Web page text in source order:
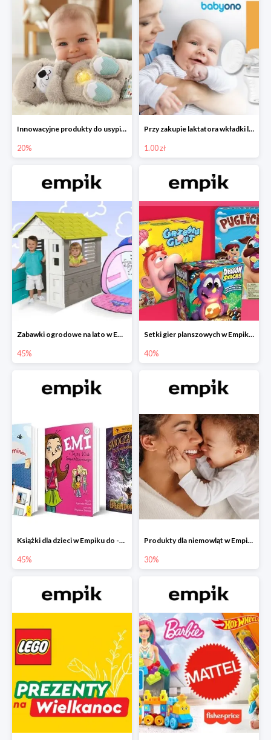
Innowacyjne produkty do usypiania w Empiku -20%
20%
Przy zakupie laktatora wkładki laktacyjne za 1 zł!
1.00 zł
Zabawki ogrodowe na lato w Empiku do -45%
45%
Setki gier planszowych w Empiku do -40%
40%
Książki dla dzieci w Empiku do -45%
45%
Produkty dla niemowląt w Empiku do -30%
30%